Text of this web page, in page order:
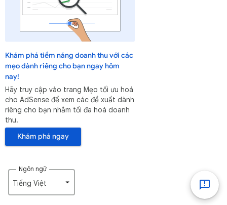
Khám phá tiềm năng doanh thu với các
mẹo dành riêng cho bạn ngay hôm
nay!
Hãy truy cập vào trang Mẹo tối ưu hoá
cho AdSense để xem các đề xuất dành
riêng cho bạn nhằm tối đa hoá doanh
thu.
Khám phá ngay
Ngôn ngữ
Tiếng Việt‎